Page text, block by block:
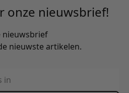
onze nieuwsbrief!
nieuwsbrief
nieuwste artikelen.